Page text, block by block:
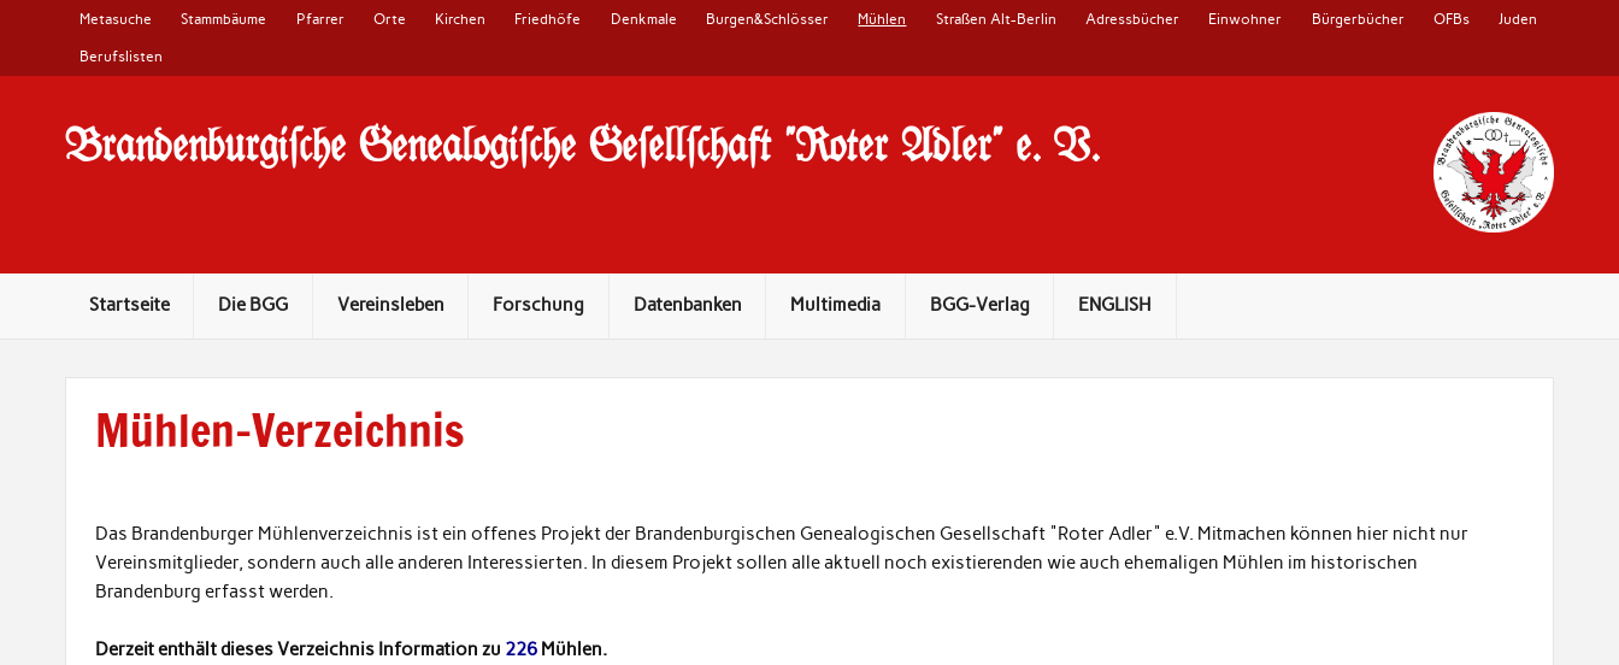
Metasuche Stammbäume Pfarrer Orte Kirchen Friedhöfe Denkmale Burgen&Schlösser Mühlen Straßen Alt-Berlin Adressbücher Einwohner Bürgerbücher OFBs Juden
Berufslisten
Brandenburgi#che Genealogi#che Ge#ell#chaft "Roter Adler" e. V.
Startseite Die BGG Vereinsleben Forschung Datenbanken Multimedia BGG-Verlag ENGLISH
Mühlen-Verzeichnis
Das Brandenburger Mühlenverzeichnis ist ein offenes Projekt der Brandenburgischen Genealogischen Gesellschaft "Roter Adler" e.V. Mitmachen können hier nicht nur
Vereinsmitglieder, sondern auch alle anderen Interessierten. In diesem Projekt sollen alle aktuell noch existierenden wie auch ehemaligen Mühlen im historischen
Brandenburg erfasst werden.
Derzeit enthält dieses Verzeichnis Information zu 226 Mühlen.